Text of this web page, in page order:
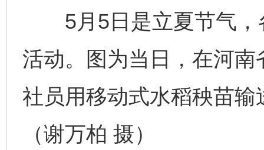
5月5日是立夏节气，
活动。图为当日，在河
社员用移动式水稻秧苗
（谢万柏 摄）